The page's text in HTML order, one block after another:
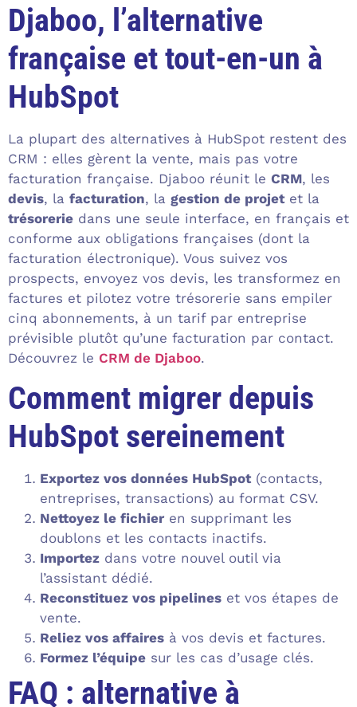
Djaboo, l’alternative
française et tout-en-un à
HubSpot
La plupart des alternatives à HubSpot restent des
CRM : elles gèrent la vente, mais pas votre
facturation française. Djaboo réunit le CRM, les
devis, la facturation, la gestion de projet et la
trésorerie dans une seule interface, en français et
conforme aux obligations françaises (dont la
facturation électronique). Vous suivez vos
prospects, envoyez vos devis, les transformez en
factures et pilotez votre trésorerie sans empiler
cinq abonnements, à un tarif par entreprise
prévisible plutôt qu’une facturation par contact.
Découvrez le CRM de Djaboo.
Comment migrer depuis
HubSpot sereinement
Exportez vos données HubSpot (contacts,
entreprises, transactions) au format CSV.
Nettoyez le fichier en supprimant les
doublons et les contacts inactifs.
Importez dans votre nouvel outil via
l’assistant dédié.
Reconstituez vos pipelines et vos étapes de
vente.
Reliez vos affaires à vos devis et factures.
Formez l’équipe sur les cas d’usage clés.
FAQ : alternative à